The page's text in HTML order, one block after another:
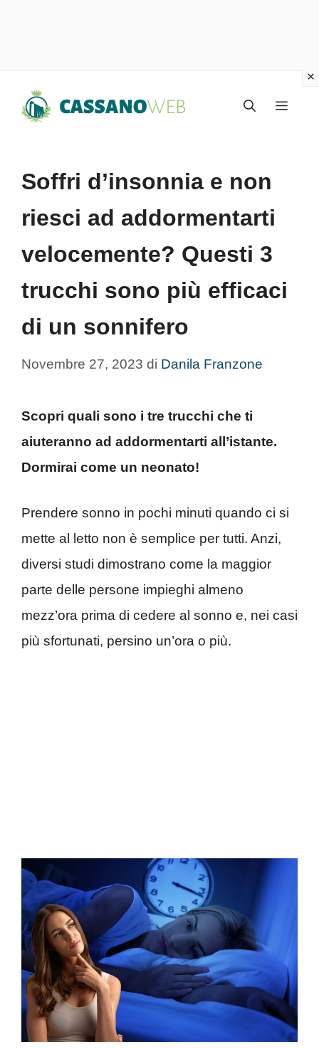
Menu
Soffri d’insonnia e non
riesci ad addormentarti
velocemente? Questi 3
trucchi sono più efficaci
di un sonnifero
Novembre 27, 2023 di Danila Franzone
Scopri quali sono i tre trucchi che ti
aiuteranno ad addormentarti all’istante.
Dormirai come un neonato!
Prendere sonno in pochi minuti quando ci si
mette al letto non è semplice per tutti. Anzi,
diversi studi dimostrano come la maggior
parte delle persone impieghi almeno
mezz’ora prima di cedere al sonno e, nei casi
più sfortunati, persino un’ora o più.